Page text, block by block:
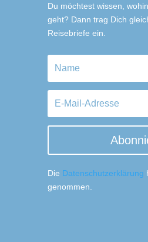
Du möchtest wissen,
geht? Dann trag Dich
Reisebriefe ein.
Die Datenschutzerklärung
genommen.